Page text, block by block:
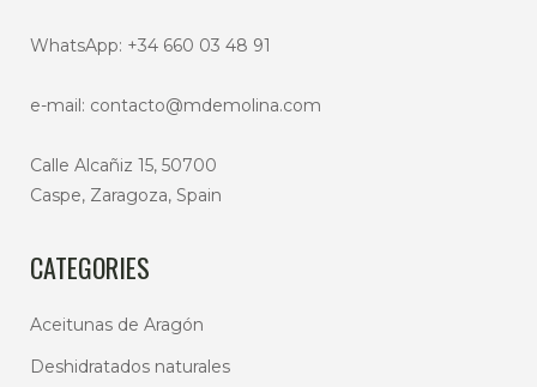
WhatsApp: +34 660 03 48 91
e-mail: contacto@mdemolina.com
Calle Alcañiz 15, 50700
Caspe, Zaragoza, Spain
CATEGORIES
Aceitunas de Aragón
Deshidratados naturales